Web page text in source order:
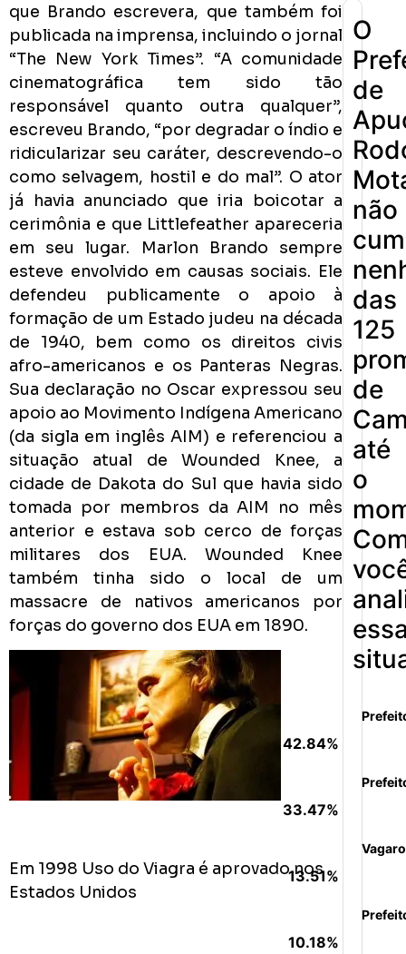
que Brando escrevera, que também foi
publicada na imprensa, incluindo o jornal
“The New York Times”. “A comunidade
cinematográfica tem sido tão
responsável quanto outra qualquer”,
escreveu Brando, “por degradar o índio e
ridicularizar seu caráter, descrevendo-o
como selvagem, hostil e do mal”. O ator
já havia anunciado que iria boicotar a
cerimônia e que Littlefeather apareceria
em seu lugar. Marlon Brando sempre
esteve envolvido em causas sociais. Ele
defendeu publicamente o apoio à
formação de um Estado judeu na década
de 1940, bem como os direitos civis
afro-americanos e os Panteras Negras.
Sua declaração no Oscar expressou seu
apoio ao Movimento Indígena Americano
(da sigla em inglês AIM) e referenciou a
situação atual de Wounded Knee, a
cidade de Dakota do Sul que havia sido
tomada por membros da AIM no mês
anterior e estava sob cerco de forças
militares dos EUA. Wounded Knee
também tinha sido o local de um
massacre de nativos americanos por
forças do governo dos EUA em 1890.
Em 1998 Uso do Viagra é aprovado nos
Estados Unidos
O
de
não
das
125
de
até
o
42.84%
33.47%
13.51%
10.18%